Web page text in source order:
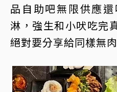
品自助吧無限供應
淋，強生和小吠吃完
絕對要分享給同樣無